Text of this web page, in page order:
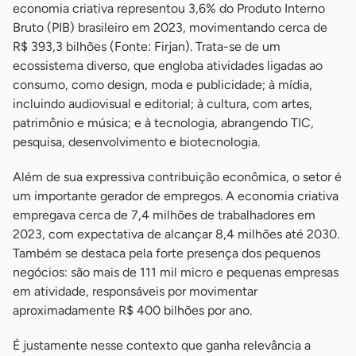
economia criativa representou 3,6% do Produto Interno
Bruto (PIB) brasileiro em 2023, movimentando cerca de
R$ 393,3 bilhões (Fonte: Firjan). Trata-se de um
ecossistema diverso, que engloba atividades ligadas ao
consumo, como design, moda e publicidade; à mídia,
incluindo audiovisual e editorial; à cultura, com artes,
patrimônio e música; e à tecnologia, abrangendo TIC,
pesquisa, desenvolvimento e biotecnologia.
Além de sua expressiva contribuição econômica, o setor é
um importante gerador de empregos. A economia criativa
empregava cerca de 7,4 milhões de trabalhadores em
2023, com expectativa de alcançar 8,4 milhões até 2030.
Também se destaca pela forte presença dos pequenos
negócios: são mais de 111 mil micro e pequenas empresas
em atividade, responsáveis por movimentar
aproximadamente R$ 400 bilhões por ano.
É justamente nesse contexto que ganha relevância a